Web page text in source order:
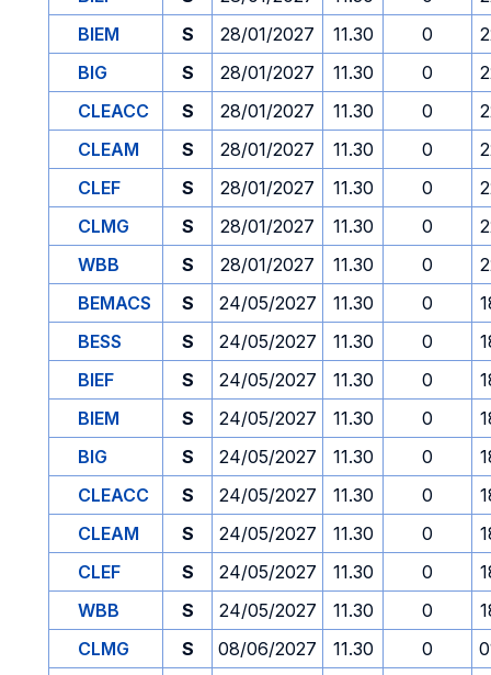
BIEM
S 28/01/2027 11.30 0
BIG
S 28/01/2027 11.30 0
CLEACC
S 28/01/2027 11.30 0
CLEAM
S 28/01/2027 11.30 0
CLEF
S 28/01/2027 11.30 0
CLMG
S 28/01/2027 11.30 0
WBB
S 28/01/2027 11.30 0
BEMACS
S 24/05/2027 11.30 0
BESS
S 24/05/2027 11.30 0
BIEF
S 24/05/2027 11.30 0
BIEM
S 24/05/2027 11.30 0
BIG
S 24/05/2027 11.30 0
CLEACC
S 24/05/2027 11.30 0
CLEAM
S 24/05/2027 11.30 0
CLEF
S 24/05/2027 11.30 0
WBB
S 24/05/2027 11.30 0
CLMG
S 08/06/2027 11.30 0